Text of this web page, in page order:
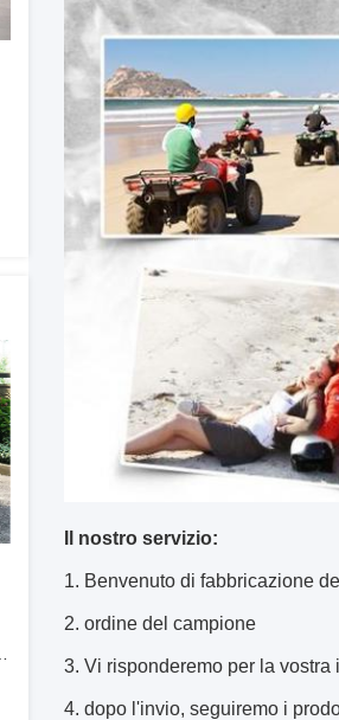
Il nostro servizio:
1. Benvenuto di fabbricazione
2. ordine del campione
3. Vi risponderemo per la vostra
4. dopo l'invio, seguiremo i